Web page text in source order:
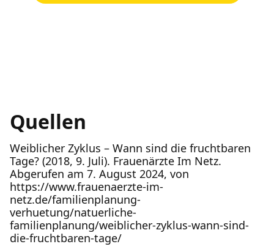
Quellen
Weiblicher Zyklus – Wann sind die fruchtbaren
Tage? (2018, 9. Juli). Frauenärzte Im Netz.
Abgerufen am 7. August 2024, von
https://www.frauenaerzte-im-
netz.de/familienplanung-
verhuetung/natuerliche-
familienplanung/weiblicher-zyklus-wann-sind-
die-fruchtbaren-tage/